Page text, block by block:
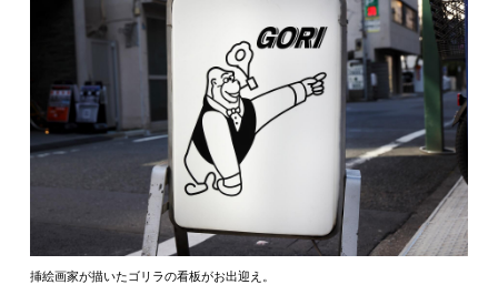
挿絵画家が描いたゴリラの看板がお出迎え。